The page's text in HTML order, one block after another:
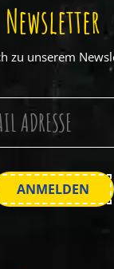
Newsletter
zu unserem